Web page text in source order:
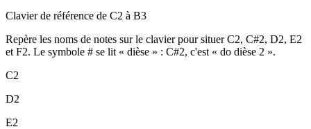
Clavier de référence de C2 à B3
Repère les noms de notes sur le clavier pour situer C2, C#2, D2, E2
et F2. Le symbole # se lit « dièse » : C#2, c'est « do dièse 2 ».
C2
D2
E2